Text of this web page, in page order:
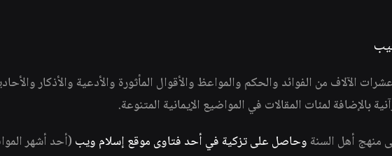
الآلاف من الفوائد والحكم والمواعظ والأقوال المأثورة والأدعية والأذكار
بالإضافة لمئات المقالات في المواضيع الإيمانية المتنوعة.
منهج أهل السنة وحاصل على تزكية في أحد فتاوى موقع إسلام ويب(أحد أشهر